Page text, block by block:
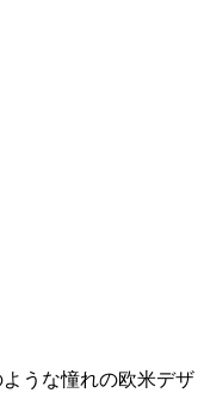
うな憧れの欧米デザ